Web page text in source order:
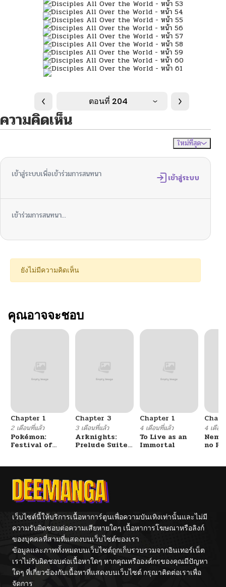
ตอนที่ 204
ความคิดเห็น
ใหม่ที่สุด
เข้าสู่ระบบเพื่อเข้าร่วมการสนทนา เข้าสู่ระบบ
เข้าร่วมการสนทนา...
ยังไม่มีความคิดเห็น
คุณอาจจะชอบ
Chapter 1
2 เดือนที่แล้ว
Pokémon:
Festival of
Chapter 3
3 เดือนที่แล้ว
Arknights:
Prelude Suite:
Chapter 1
4 เดือนที่แล้ว
To Live as an
Immortal
4 เดือน
no
เว็บไซต์นี้ให้บริการเนื้อหาการ์ตูนเพื่อความบันเทิงเท่านั้นและไม่มี
ความรับผิดชอบต่อความเสียหายใดๆ เนื้อหาการโฆษณาหรือลิงก์
ของบุคคลที่สามที่แสดงบนเว็บไซต์ของเรา
ข้อมูลและภาพทั้งหมดบนเว็บไซต์ถูกเก็บรวบรวมจากอินเทอร์เน็ต
เราไม่รับผิดชอบต่อเนื้อหาใดๆ หากคุณหรือองค์กรของคุณมีปัญหา
ใดๆ ที่เกี่ยวข้องกับเนื้อหาที่แสดงบนเว็บไซต์ กรุณาติดต่อเราเพื่อ
จัดการ